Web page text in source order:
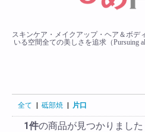
スキンケア・メイクアップ・ヘア＆ボデ
いる空間全ての美しさを追求（Pursuing
全て | 砥部焼 | 片口
1件の商品が見つかりました